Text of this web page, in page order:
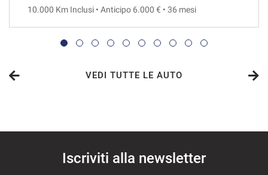
10.000 Km Inclusi • Anticipo 6.000 € • 36 mesi
VEDI TUTTE LE AUTO
Iscriviti alla newsletter